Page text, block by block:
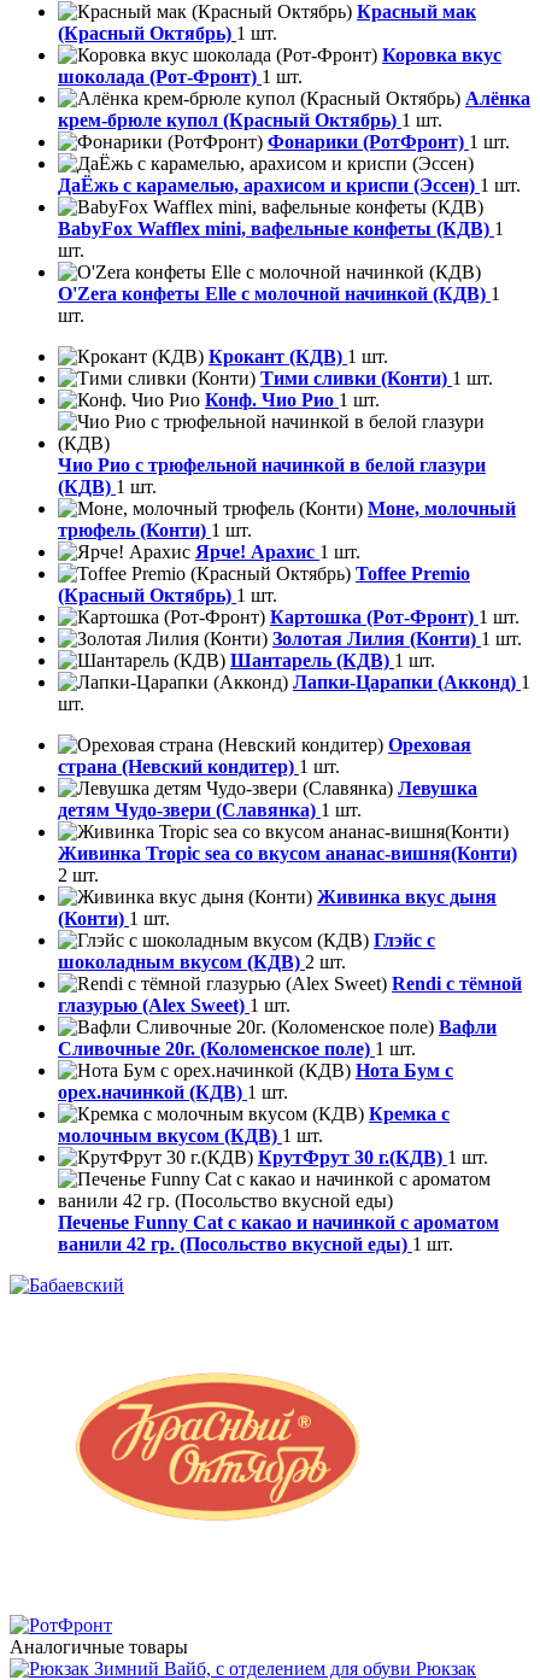
Красный мак
(Красный Октябрь) 1 шт.
Коровка вкус
шоколада (Рот-Фронт) 1 шт.
Алёнка
крем-брюле купол (Красный Октябрь) 1 шт.
Фонарики (РотФронт) 1 шт.
ДаЁжь с карамелью, арахисом и криспи (Эссен) 1 шт.
BabyFox Wafflex mini, вафельные конфеты (КДВ) 1
шт.
O'Zera конфеты Elle с молочной начинкой (КДВ) 1
шт.
Крокант (КДВ) 1 шт.
Тими сливки (Конти) 1 шт.
Конф. Чио Рио 1 шт.
Чио Рио с трюфельной начинкой в белой глазури
(КДВ) 1 шт.
Моне, молочный
трюфель (Конти) 1 шт.
Ярче! Арахис 1 шт.
Toffee Premio
(Красный Октябрь) 1 шт.
Картошка (Рот-Фронт) 1 шт.
Золотая Лилия (Конти) 1 шт.
Шантарель (КДВ) 1 шт.
Лапки-Царапки (Акконд) 1
шт.
Ореховая
страна (Невский кондитер) 1 шт.
Левушка
детям Чудо-звери (Славянка) 1 шт.
Живинка Tropic sea со вкусом ананас-вишня(Конти)
2 шт.
Живинка вкус дыня
(Конти) 1 шт.
Глэйс с
шоколадным вкусом (КДВ) 2 шт.
Rendi с тёмной
глазурью (Alex Sweet) 1 шт.
Вафли
Сливочные 20г. (Коломенское поле) 1 шт.
Нота Бум с
орех.начинкой (КДВ) 1 шт.
Кремка с
молочным вкусом (КДВ) 1 шт.
КрутФрут 30 г.(КДВ) 1 шт.
Печенье Funny Сat с какао и начинкой с ароматом
ванили 42 гр. (Посольство вкусной еды) 1 шт.
Аналогичные товары
Рюкзак